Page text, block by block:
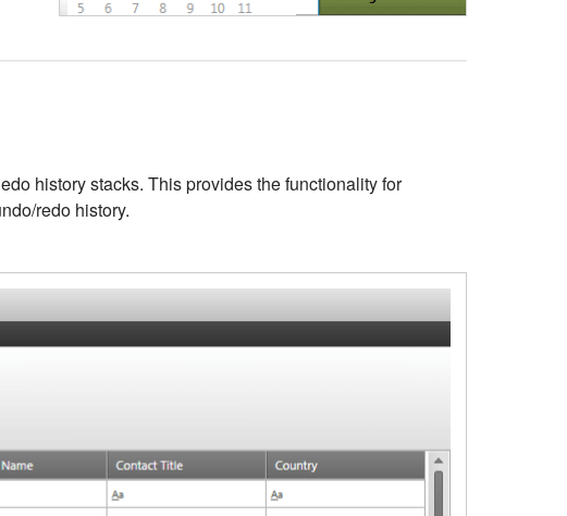
history stacks. This provides the functionality for
redo history.